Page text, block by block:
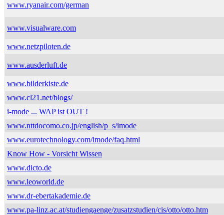
www.ryanair.com/german
www.visualware.com
www.netzpiloten.de
www.ausderluft.de
www.bilderkiste.de
www.cl21.net/blogs/
i-mode ... WAP ist OUT !
www.nttdocomo.co.jp/english/p_s/imode
www.eurotechnology.com/imode/faq.html
Know How - Vorsicht Wissen
www.dicto.de
www.leoworld.de
www.dr-ebertakademie.de
www.pa-linz.ac.at/studiengaenge/zusatzstudien/cis/otto/otto.htm